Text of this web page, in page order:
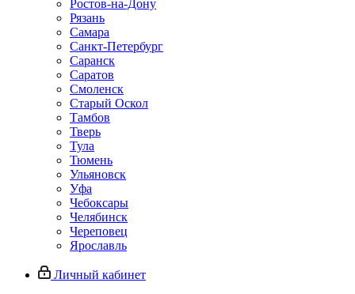
Ростов‑на‑Дону
Рязань
Самара
Санкт‑Петербург
Саранск
Саратов
Смоленск
Старый Оскол
Тамбов
Тверь
Тула
Тюмень
Ульяновск
Уфа
Чебоксары
Челябинск
Череповец
Ярославль
Личный кабинет